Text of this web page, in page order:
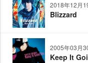
2018年12月
Blizzard
2005年03月
Keep It